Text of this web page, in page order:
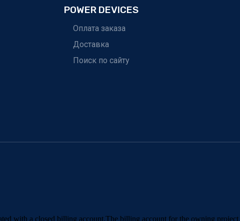
POWER DEVICES
Оплата заказа
Доставка
Поиск по сайту